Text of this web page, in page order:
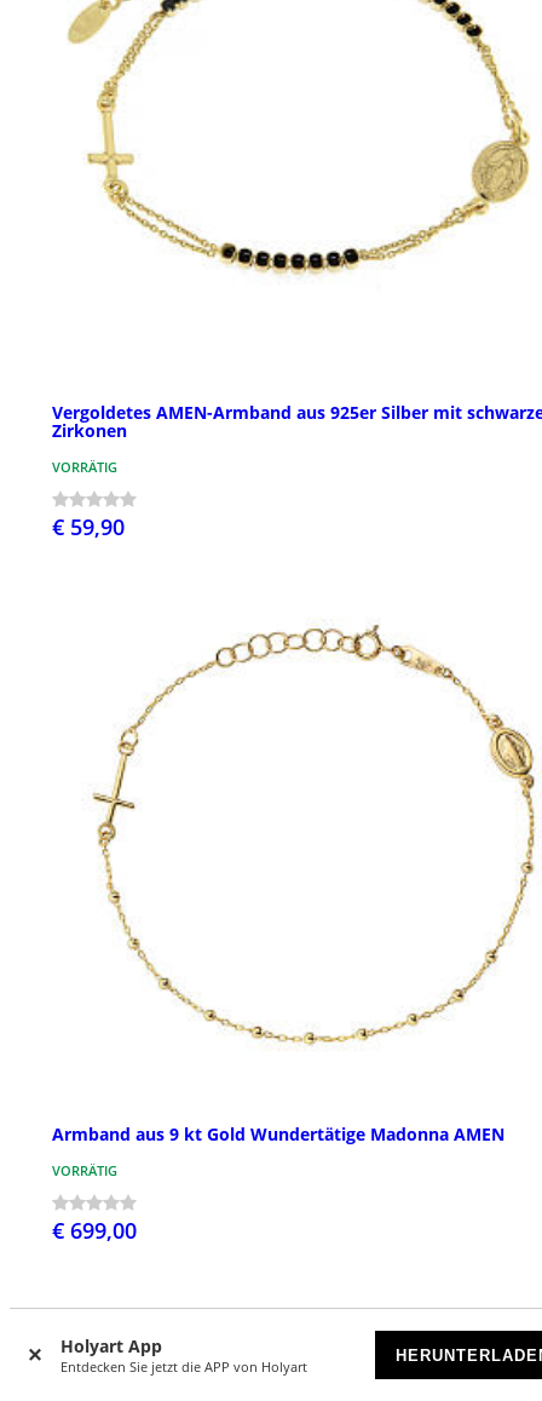
Holyart App
Entdecken Sie jetzt die APP von Holyart
Vergoldetes AMEN-Armband aus 925er Silber mit
Zirkonen
VORRÄTIG
€ 59,90
Armband aus 9 kt Gold Wundertätige Madonna AMEN
VORRÄTIG
€ 699,00